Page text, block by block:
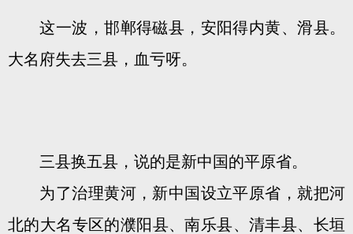
这一波，邯郸得磁县，安阳得内黄、滑县。
大名府失去三县，血亏呀。
三县换五县，说的是新中国的平原省。
为了治理黄河，新中国设立平原省，就把河
北的大名专区的濮阳县、南乐县、清丰县、长垣